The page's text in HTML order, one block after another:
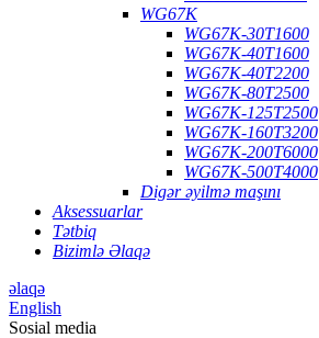
WG67K
WG67K-30T1600
WG67K-40T1600
WG67K-40T2200
WG67K-80T2500
WG67K-125T2500
WG67K-160T3200
WG67K-200T6000
WG67K-500T4000
Digər əyilmə maşını
Aksessuarlar
Tətbiq
Bizimlə Əlaqə
əlaqə
English
Sosial media